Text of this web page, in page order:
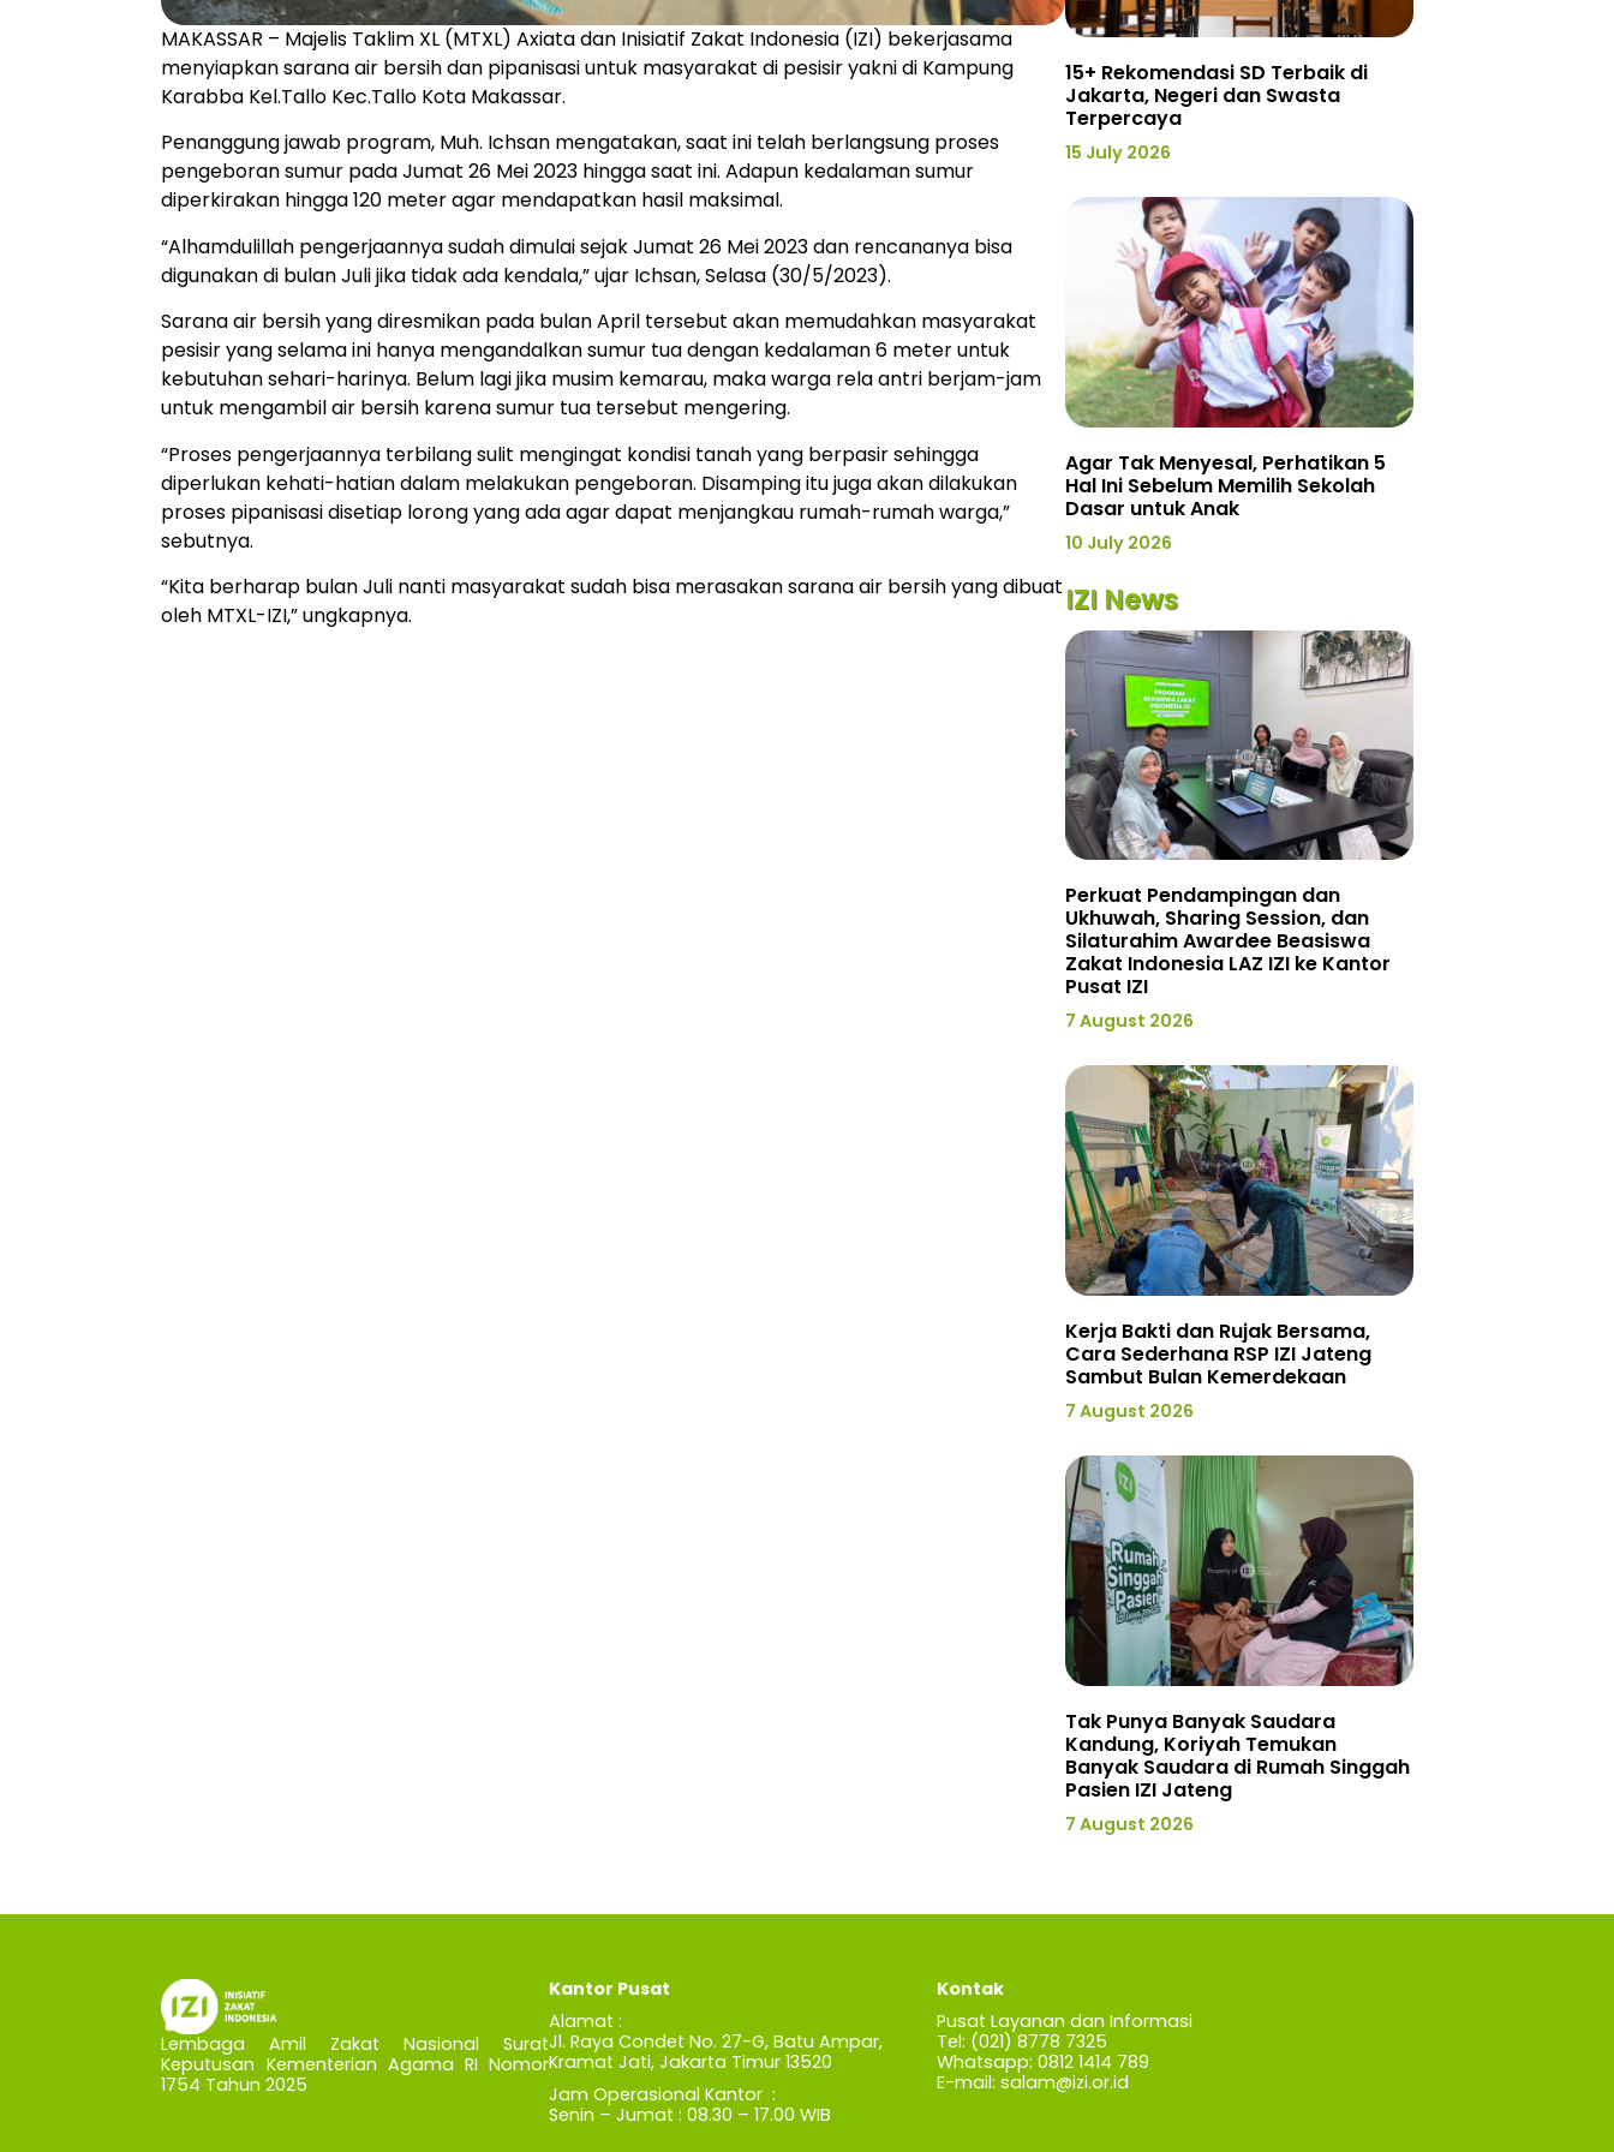
MAKASSAR – Majelis Taklim XL (MTXL) Axiata dan Inisiatif Zakat Indonesia (IZI) bekerjasama
menyiapkan sarana air bersih dan pipanisasi untuk masyarakat di pesisir yakni di Kampung
Karabba Kel.Tallo Kec.Tallo Kota Makassar.
Penanggung jawab program, Muh. Ichsan mengatakan, saat ini telah berlangsung proses
pengeboran sumur pada Jumat 26 Mei 2023 hingga saat ini. Adapun kedalaman sumur
diperkirakan hingga 120 meter agar mendapatkan hasil maksimal.
“Alhamdulillah pengerjaannya sudah dimulai sejak Jumat 26 Mei 2023 dan rencananya bisa
digunakan di bulan Juli jika tidak ada kendala,” ujar Ichsan, Selasa (30/5/2023).
Sarana air bersih yang diresmikan pada bulan April tersebut akan memudahkan masyarakat
pesisir yang selama ini hanya mengandalkan sumur tua dengan kedalaman 6 meter untuk
kebutuhan sehari-harinya. Belum lagi jika musim kemarau, maka warga rela antri berjam-jam
untuk mengambil air bersih karena sumur tua tersebut mengering.
“Proses pengerjaannya terbilang sulit mengingat kondisi tanah yang berpasir sehingga
diperlukan kehati-hatian dalam melakukan pengeboran. Disamping itu juga akan dilakukan
proses pipanisasi disetiap lorong yang ada agar dapat menjangkau rumah-rumah warga,”
sebutnya.
“Kita berharap bulan Juli nanti masyarakat sudah bisa merasakan sarana air bersih yang dibuat
oleh MTXL-IZI,” ungkapnya.
15+ Rekomendasi SD Terbaik di
Jakarta, Negeri dan Swasta
Terpercaya
15 July 2026
Agar Tak Menyesal, Perhatikan 5
Hal Ini Sebelum Memilih Sekolah
Dasar untuk Anak
10 July 2026
IZI News
Perkuat Pendampingan dan
Ukhuwah, Sharing Session, dan
Silaturahim Awardee Beasiswa
Zakat Indonesia LAZ IZI ke Kantor
Pusat IZI
7 August 2026
Kerja Bakti dan Rujak Bersama,
Cara Sederhana RSP IZI Jateng
Sambut Bulan Kemerdekaan
7 August 2026
Tak Punya Banyak Saudara
Kandung, Koriyah Temukan
Banyak Saudara di Rumah Singgah
Pasien IZI Jateng
7 August 2026
Lembaga Amil Zakat Nasional Surat
Keputusan Kementerian Agama RI Nomor
1754 Tahun 2025
Kantor Pusat
Alamat :
Jl. Raya Condet No. 27-G, Batu Ampar,
Kramat Jati, Jakarta Timur 13520
Jam Operasional Kantor :
Senin – Jumat : 08.30 – 17.00 WIB
Kontak
Pusat Layanan dan Informasi
Tel: (021) 8778 7325
Whatsapp: 0812 1414 789
E-mail: salam@izi.or.id